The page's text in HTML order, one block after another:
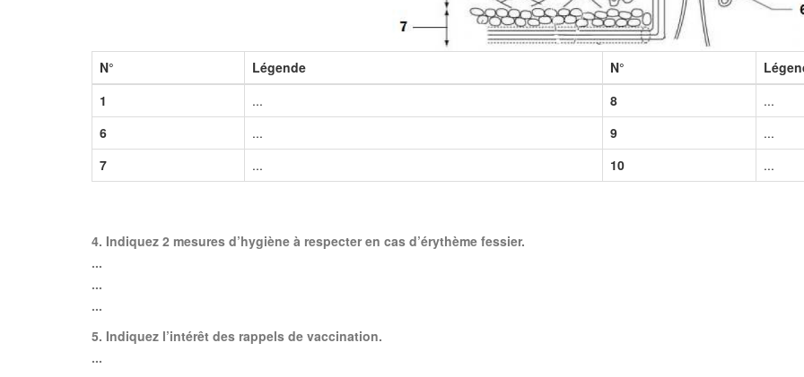
N° Légende N°
1
... 8
...
6
... 9
...
7
... 10 ...
4. Indiquez 2 mesures d’hygiène à respecter en cas d’érythème fessier.
...
...
...
5. Indiquez l’intérêt des rappels de vaccination.
...